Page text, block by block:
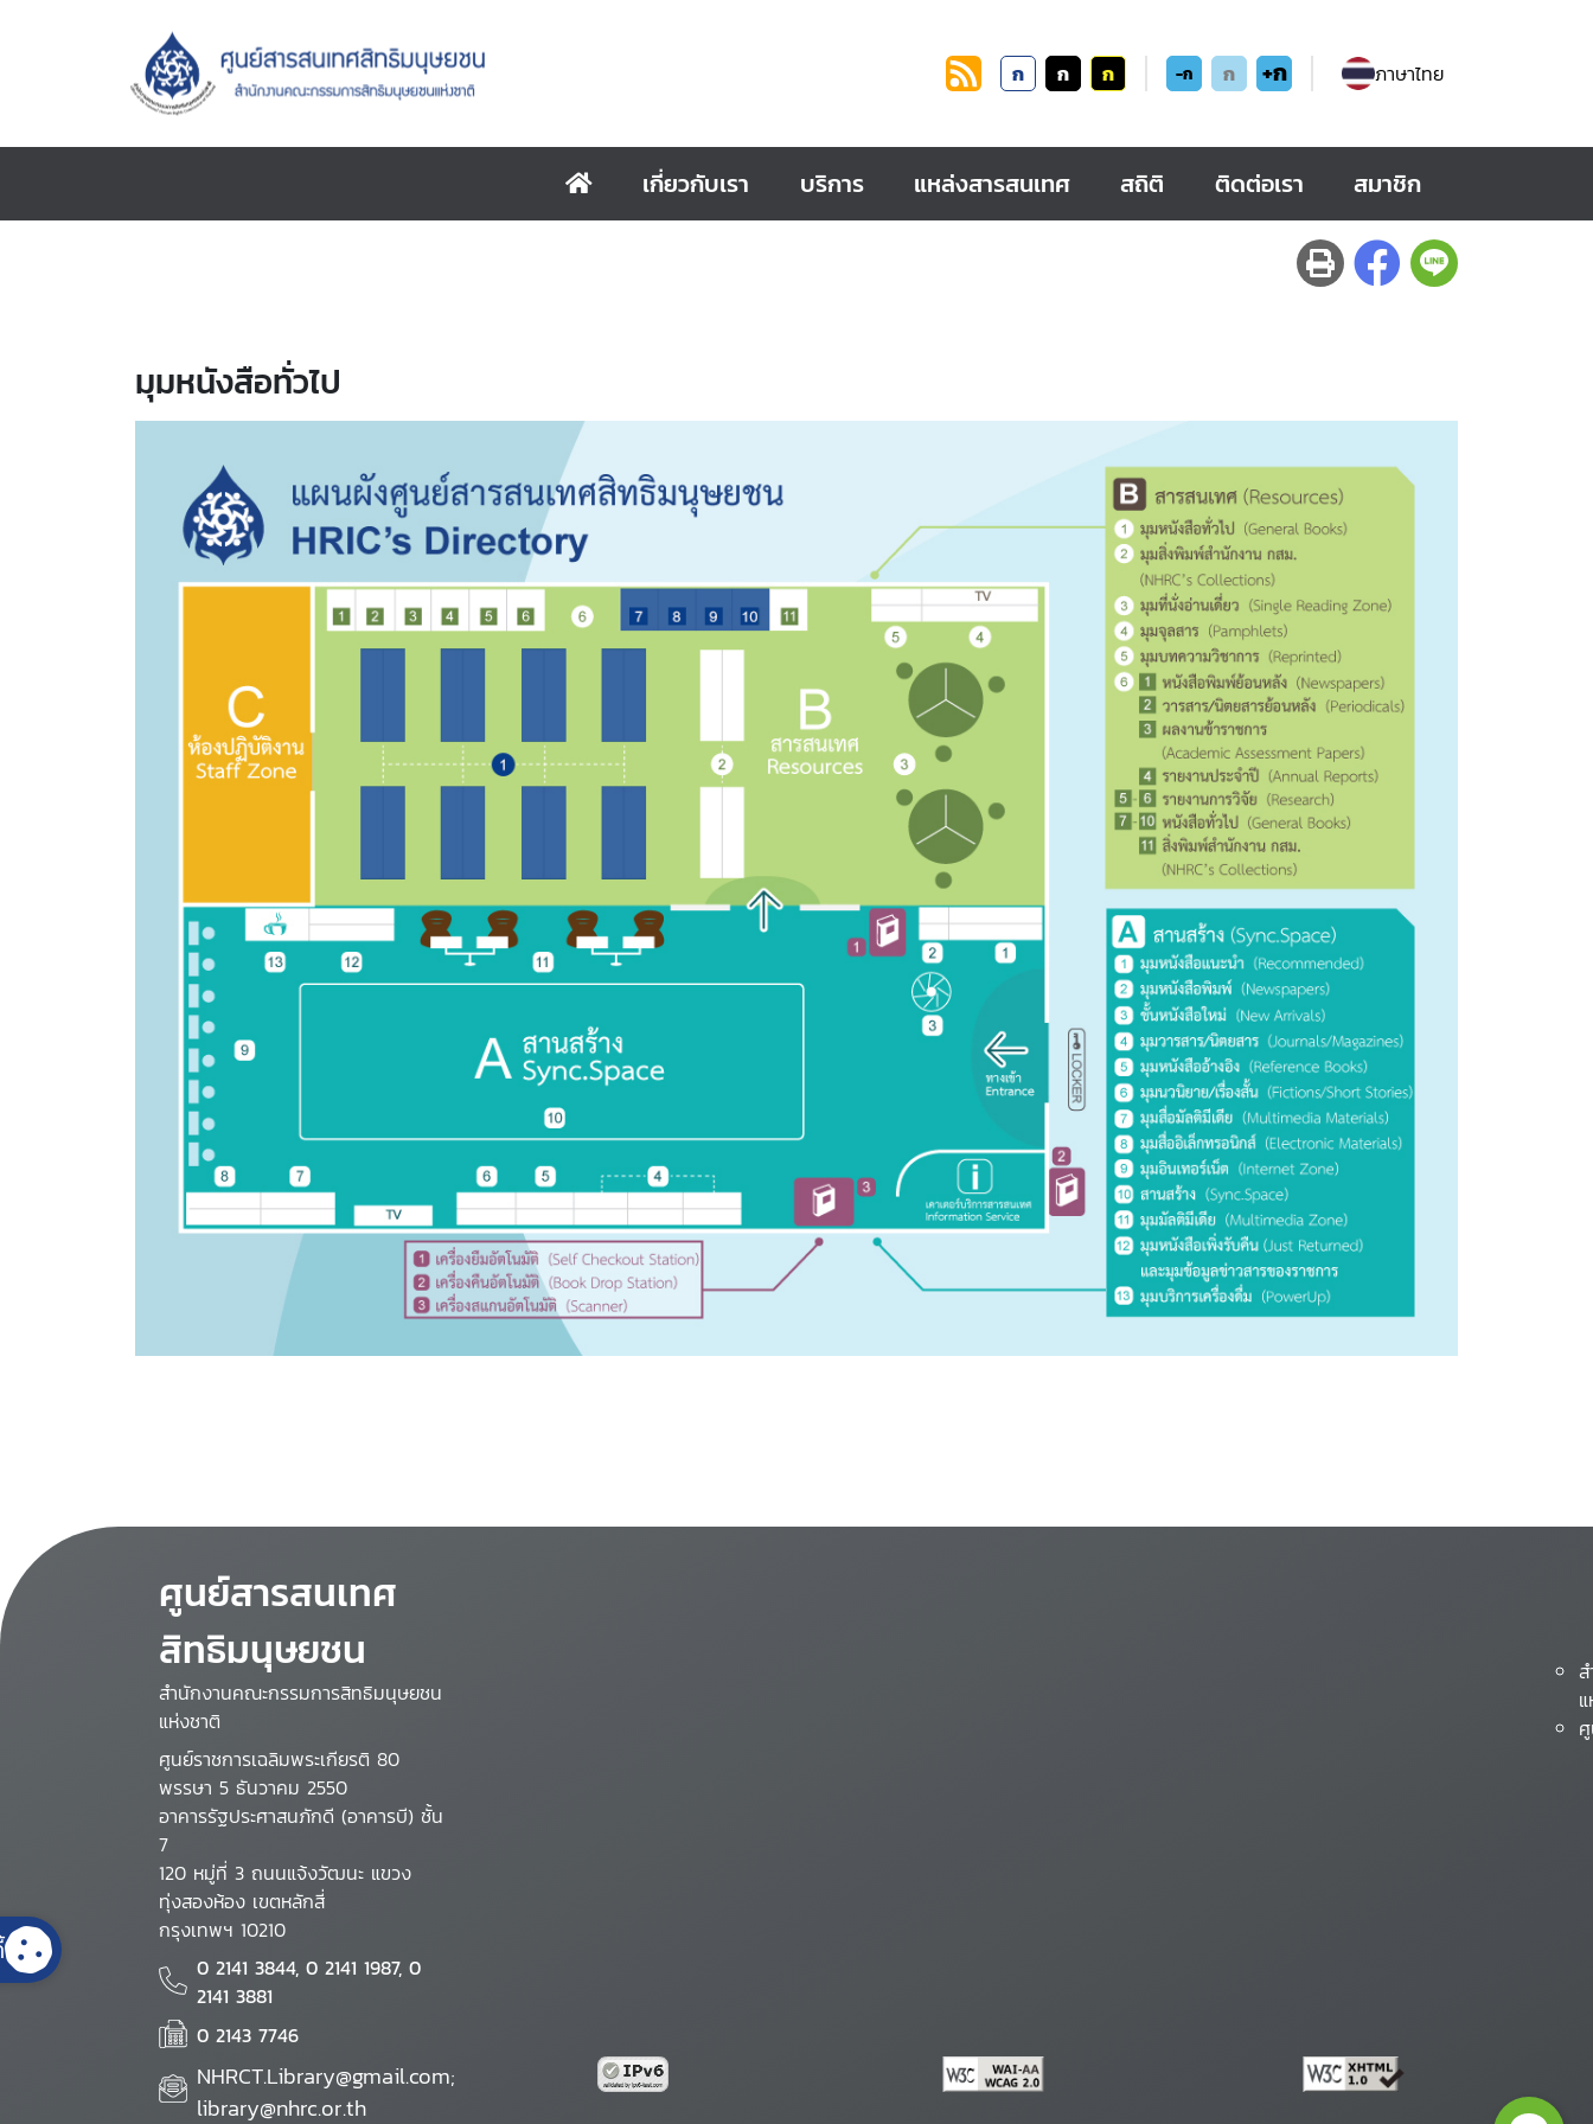
ก ก ก -ก ก +ก ภาษาไทย
เกี่ยวกับเรา บริการ แหล่งสารสนเทศ สถิติ ติดต่อเรา สมาชิก
มุมหนังสือทั่วไป
ศูนย์สารสนเทศ
สิทธิมนุษยชน
สำนักงานคณะกรรมการสิทธิมนุษยชน
แห่งชาติ
ศูนย์ราชการเฉลิมพระเกียรติ 80
พรรษา 5 ธันวาคม 2550
อาคารรัฐประศาสนภักดี (อาคารบี) ชั้น
7
120 หมู่ที่ 3 ถนนแจ้งวัฒนะ แขวง
ทุ่งสองห้อง เขตหลักสี่
กรุงเทพฯ 10210
0 2141 3844, 0 2141 1987, 0
2141 3881
0 2143 7746
NHRCT.Library@gmail.com;
library@nhrc.or.th